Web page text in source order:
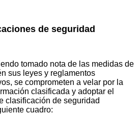
de seguridad
tomado nota de las medidas de
sus leyes y reglamentos
se comprometen a velar por la
clasificada y adoptar el
clasificación de seguridad
cuadro: